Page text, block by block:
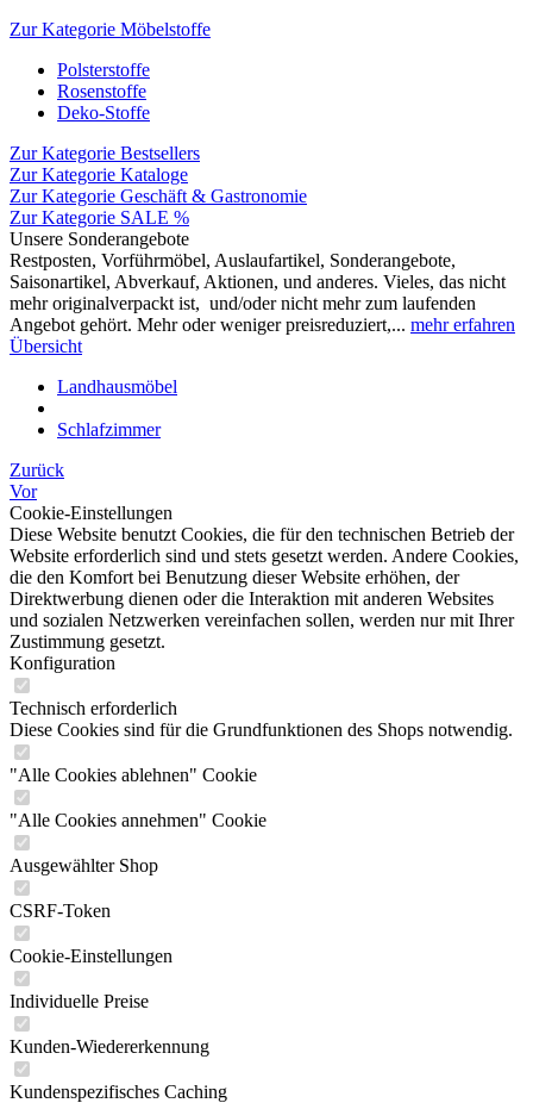
Zur Kategorie Möbelstoffe
Polsterstoffe
Rosenstoffe
Deko-Stoffe
Zur Kategorie Bestsellers
Zur Kategorie Kataloge
Zur Kategorie Geschäft & Gastronomie
Zur Kategorie SALE %
Unsere Sonderangebote
Restposten, Vorführmöbel, Auslaufartikel, Sonderangebote,
Saisonartikel, Abverkauf, Aktionen, und anderes. Vieles, das nicht
mehr originalverpackt ist, und/oder nicht mehr zum laufenden
Angebot gehört. Mehr oder weniger preisreduziert,... mehr erfahren
Übersicht
Landhausmöbel
Schlafzimmer
Zurück
Vor
Cookie-Einstellungen
Diese Website benutzt Cookies, die für den technischen Betrieb der
Website erforderlich sind und stets gesetzt werden. Andere Cookies,
die den Komfort bei Benutzung dieser Website erhöhen, der
Direktwerbung dienen oder die Interaktion mit anderen Websites
und sozialen Netzwerken vereinfachen sollen, werden nur mit Ihrer
Zustimmung gesetzt.
Konfiguration
Technisch erforderlich
Diese Cookies sind für die Grundfunktionen des Shops notwendig.
"Alle Cookies ablehnen" Cookie
"Alle Cookies annehmen" Cookie
Ausgewählter Shop
CSRF-Token
Cookie-Einstellungen
Individuelle Preise
Kunden-Wiedererkennung
Kundenspezifisches Caching